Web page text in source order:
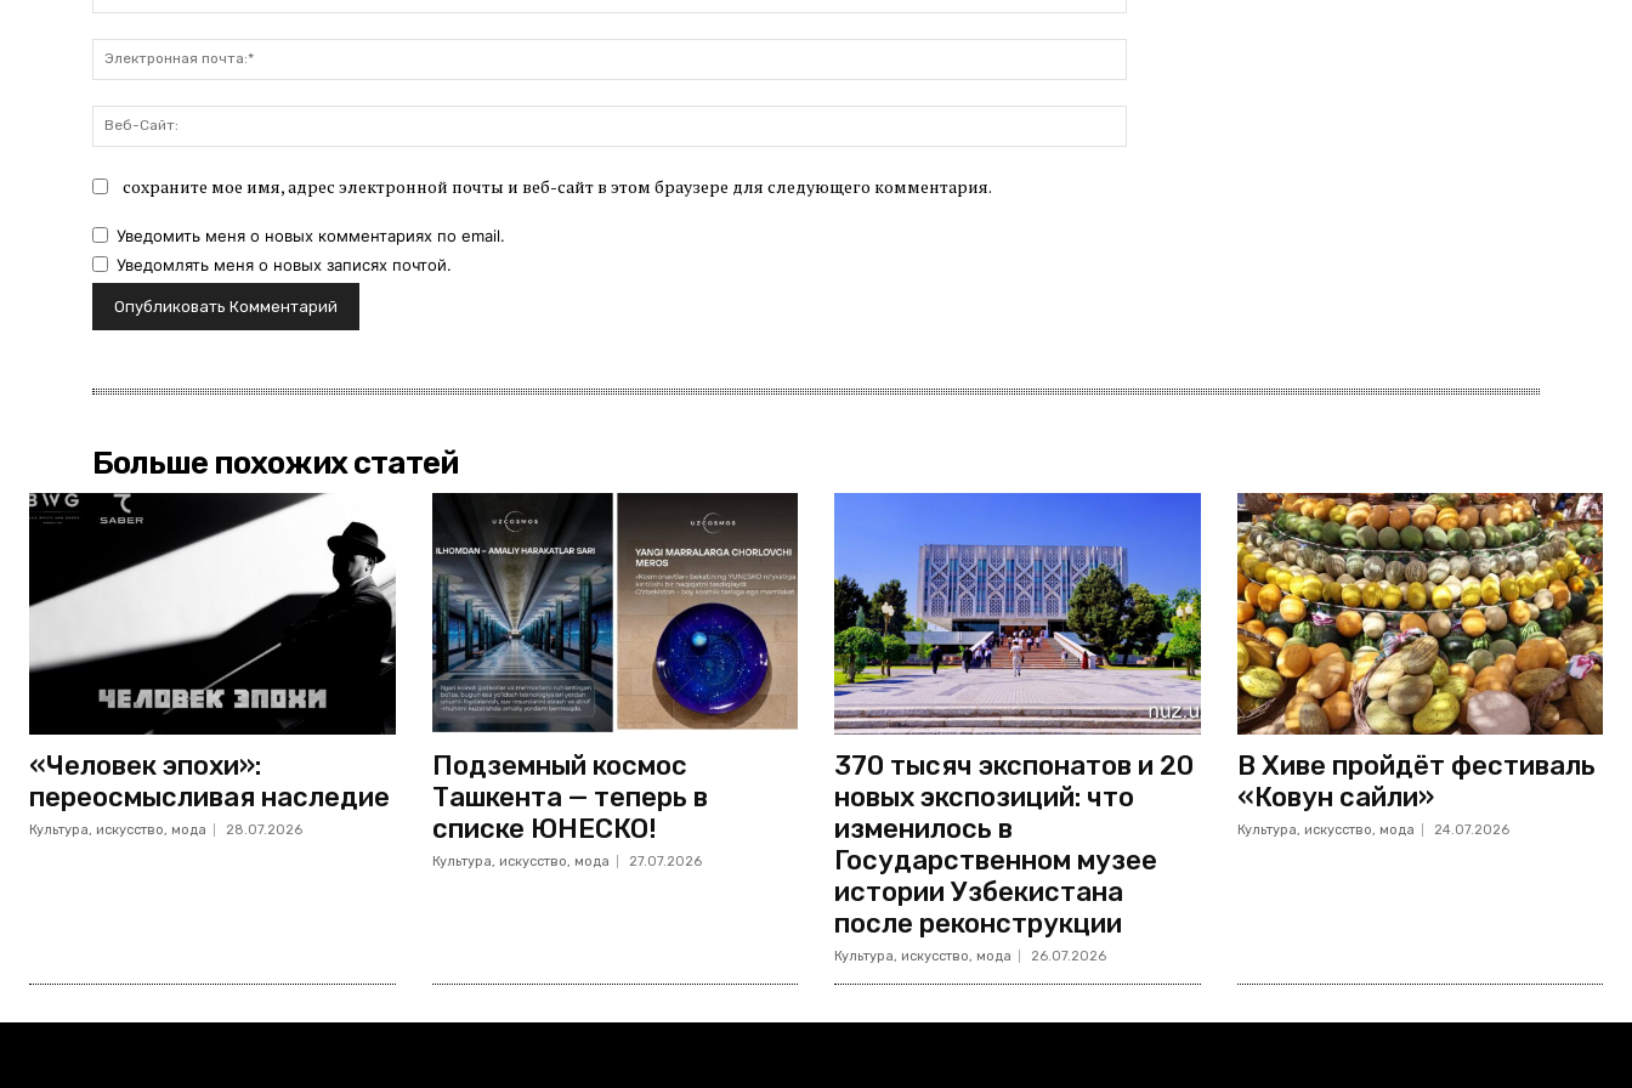
почта:*
Сайт:
сохраните мое имя, адрес электронной почты и веб-сайт в этом браузере для следующего комментария.
Уведомить меня о новых комментариях по email.
Уведомлять меня о новых записях почтой.
Больше похожих статей
«Человек эпохи»:
переосмысливая наследие
Культура, искусство, мода 28.07.2026
Подземный космос
Ташкента — теперь в
списке ЮНЕСКО!
Культура, искусство, мода 27.07.2026
370 тысяч экспонатов и 20
новых экспозиций: что
изменилось в
Государственном музее
истории Узбекистана
после реконструкции
Культура, искусство, мода 26.07.2026
В Хиве пройдёт фестиваль
«Ковун сайли»
Культура, искусство, мода 24.07.2026